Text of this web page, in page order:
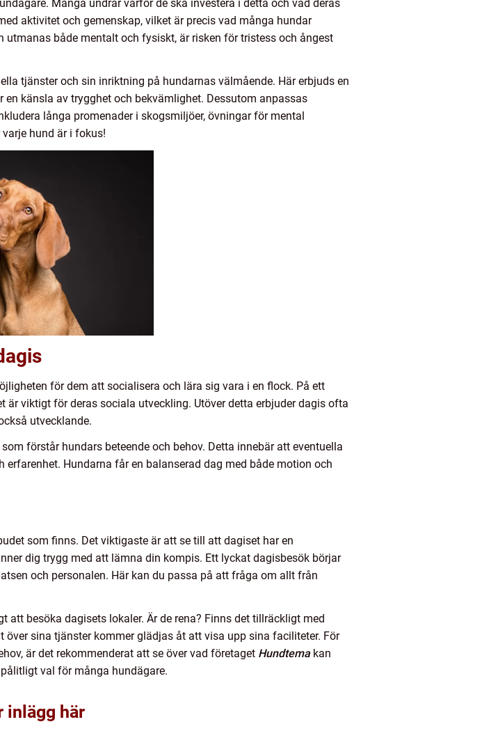
Många undrar varför de ska investera i detta och vad deras
aktivitet och gemenskap, vilket är precis vad många hundar
både mentalt och fysiskt, är risken för tristess och ångest
tjänster och sin inriktning på hundarnas välmående. Här erbjuds en
känsla av trygghet och bekvämlighet. Dessutom anpassas
långa promenader i skogsmiljöer, övningar för mental
hund är i fokus!
för dem att socialisera och lära sig vara i en flock. På ett
viktigt för deras sociala utveckling. Utöver detta erbjuder dagis ofta
utvecklande.
förstår hundars beteende och behov. Detta innebär att eventuella
Hundarna får en balanserad dag med både motion och
som finns. Det viktigaste är att se till att dagiset har en
dig trygg med att lämna din kompis. Ett lyckat dagisbesök börjar
och personalen. Här kan du passa på att fråga om allt från
besöka dagisets lokaler. Är de rena? Finns det tillräckligt med
sina tjänster kommer glädjas åt att visa upp sina faciliteter. För
är det rekommenderat att se över vad företaget Hundtema kan
val för många hundägare.
inlägg här